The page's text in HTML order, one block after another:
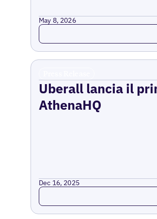
May 8, 2026
Read more
Uberall lancia il
AthenaHQ
Dec 16, 2025
Read more